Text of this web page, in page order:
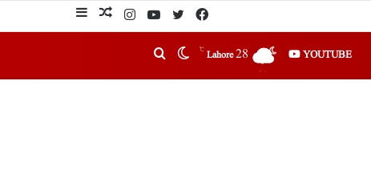
YOUTUBE
Lahore28
℃